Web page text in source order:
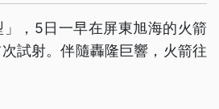
，5日一早在屏東旭海的火箭
試射。伴隨轟隆巨響，火箭往